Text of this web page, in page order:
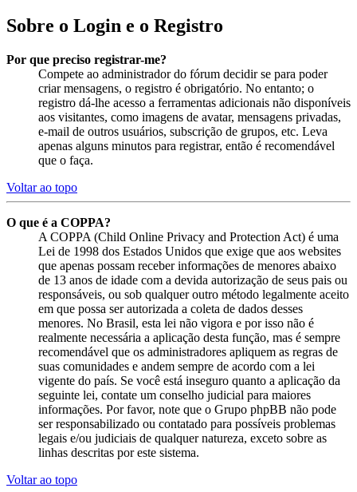
Sobre o Login e o Registro
Por que preciso registrar-me?
Compete ao administrador do fórum decidir se para poder
criar mensagens, o registro é obrigatório. No entanto; o
registro dá-lhe acesso a ferramentas adicionais não disponíveis
aos visitantes, como imagens de avatar, mensagens privadas,
e-mail de outros usuários, subscrição de grupos, etc. Leva
apenas alguns minutos para registrar, então é recomendável
que o faça.
Voltar ao topo
O que é a COPPA?
A COPPA (Child Online Privacy and Protection Act) é uma
Lei de 1998 dos Estados Unidos que exige que aos websites
que apenas possam receber informações de menores abaixo
de 13 anos de idade com a devida autorização de seus pais ou
responsáveis, ou sob qualquer outro método legalmente aceito
em que possa ser autorizada a coleta de dados desses
menores. No Brasil, esta lei não vigora e por isso não é
realmente necessária a aplicação desta função, mas é sempre
recomendável que os administradores apliquem as regras de
suas comunidades e andem sempre de acordo com a lei
vigente do país. Se você está inseguro quanto a aplicação da
seguinte lei, contate um conselho judicial para maiores
informações. Por favor, note que o Grupo phpBB não pode
ser responsabilizado ou contatado para possíveis problemas
legais e/ou judiciais de qualquer natureza, exceto sobre as
linhas descritas por este sistema.
Voltar ao topo